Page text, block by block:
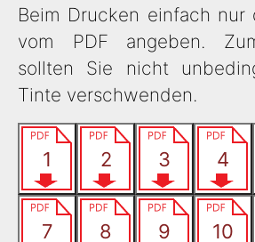
Beim Drucken einfach nur
vom PDF angeben.
sollten Sie nicht
Tinte verschwenden.